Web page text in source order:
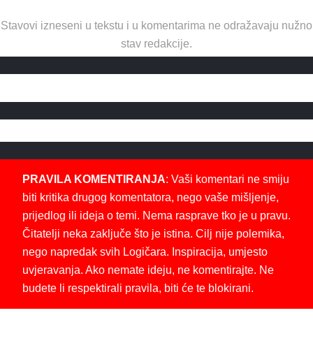
Stavovi izneseni u tekstu i u komentarima ne odražavaju nužno
stav redakcije.
PRAVILA KOMENTIRANJA: Vaši komentari ne smiju
biti kritika drugog komentatora, nego vaše mišljenje,
prijedlog ili ideja o temi. Nema rasprave tko je u pravu.
Čitatelji neka zaključe što je istina. Cilj nije polemika,
nego napredak svih Logičara. Inspiracija, umjesto
uvjeravanja. Ako nemate ideju, ne komentirajte. Ne
budete li respektirali pravila, biti će te blokirani.